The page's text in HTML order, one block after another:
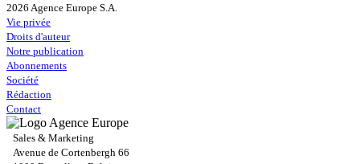
2026 Agence Europe S.A.
Vie privée
Droits d'auteur
Notre publication
Abonnements
Société
Rédaction
Contact
Sales & Marketing
Avenue de Cortenbergh 66